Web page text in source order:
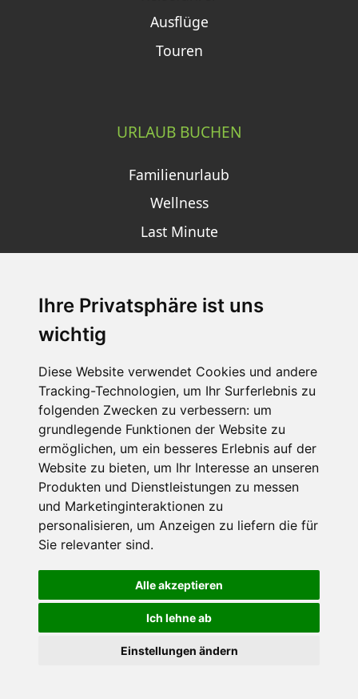
Ihre Privatsphäre ist uns
wichtig
Diese Website verwendet Cookies und andere
Tracking-Technologien, um Ihr Surferlebnis zu
folgenden Zwecken zu verbessern: um
grundlegende Funktionen der Website zu
ermöglichen, um ein besseres Erlebnis auf der
Website zu bieten, um Ihr Interesse an unseren
Produkten und Dienstleistungen zu messen
und Marketinginteraktionen zu
personalisieren, um Anzeigen zu liefern die für
Sie relevanter sind.
Alle akzeptieren
Ich lehne ab
Einstellungen ändern
Ausflüge
Touren
URLAUB BUCHEN
Familienurlaub
Wellness
Last Minute
SCHNEEHÖHEN SKI APP
Die Schneehoehen Ski APP für iOS und Android - Ein
Muss für alle Wintersportler und Schneefreaks!
Impressum
Datenschutz
Nutzungsbedingungen
Portale
FAQ Newsletter Mediadaten
©2026 Schneemenschen GmbH